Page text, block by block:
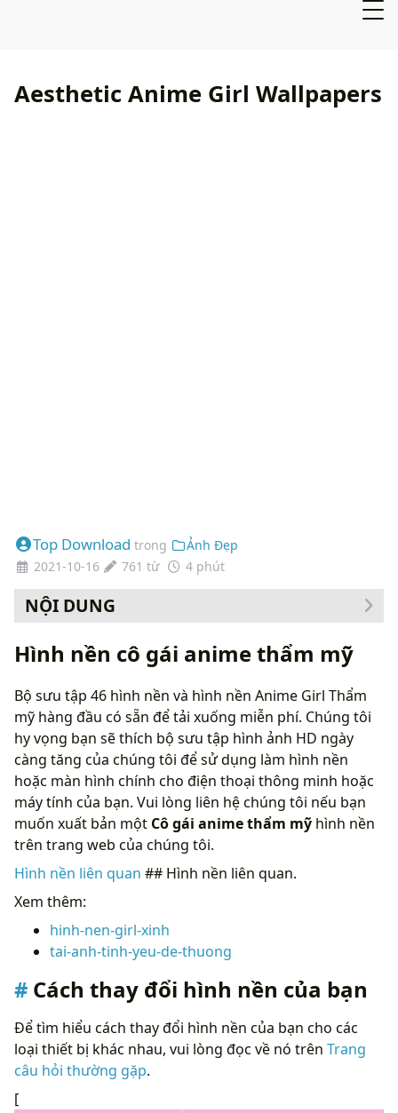
Aesthetic Anime Girl Wallpapers
Top Download trong
Ảnh Đẹp
2021-10-16
761 từ 4 phút
NỘI DUNG
Hình nền cô gái anime thẩm mỹ
Bộ sưu tập 46 hình nền và hình nền Anime Girl Thẩm
mỹ hàng đầu có sẵn để tải xuống miễn phí. Chúng tôi
hy vọng bạn sẽ thích bộ sưu tập hình ảnh HD ngày
càng tăng của chúng tôi để sử dụng làm hình nền
hoặc màn hình chính cho điện thoại thông minh hoặc
máy tính của bạn. Vui lòng liên hệ chúng tôi nếu bạn
muốn xuất bản một Cô gái anime thẩm mỹ hình nền
trên trang web của chúng tôi.
Hình nền liên quan ## Hình nền liên quan.
Xem thêm:
hinh-nen-girl-xinh
tai-anh-tinh-yeu-de-thuong
Cách thay đổi hình nền của bạn
Để tìm hiểu cách thay đổi hình nền của bạn cho các
loại thiết bị khác nhau, vui lòng đọc về nó trên Trang
câu hỏi thường gặp.
[